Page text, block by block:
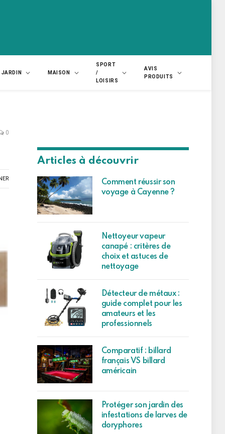
JARDIN MAISON
SPORT
/
LOISIRS
AVIS
PRODUITS
0
Articles à découvrir
Comment réussir son
voyage à Cayenne ?
Nettoyeur vapeur
canapé : critères de
choix et astuces de
nettoyage
Détecteur de métaux :
guide complet pour les
amateurs et les
professionnels
Comparatif : billard
français VS billard
américain
Protéger son jardin des
infestations de larves de
doryphores